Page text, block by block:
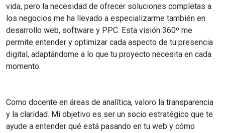
vida, pero la necesidad de ofrecer soluciones completas a
los negocios me ha llevado a especializarme también en
desarrollo web, software y PPC. Esta visión 360º me
permite entender y optimizar cada aspecto de tu presencia
digital, adaptándome a lo que tu proyecto necesita en cada
momento.
Como docente en áreas de analítica, valoro la transparencia
y la claridad. Mi objetivo es ser un socio estratégico que te
ayude a entender qué está pasando en tu web y cómo